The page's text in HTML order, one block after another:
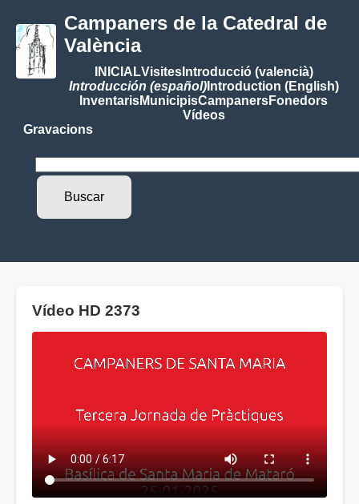
Campaners de la Catedral de
València
INICIALVisitesIntroducció (valencià)
Introducción (español)Introduction (English)
InventarisMunicipisCampanersFonedors
Vídeos
Gravacions
Vídeo HD 2373